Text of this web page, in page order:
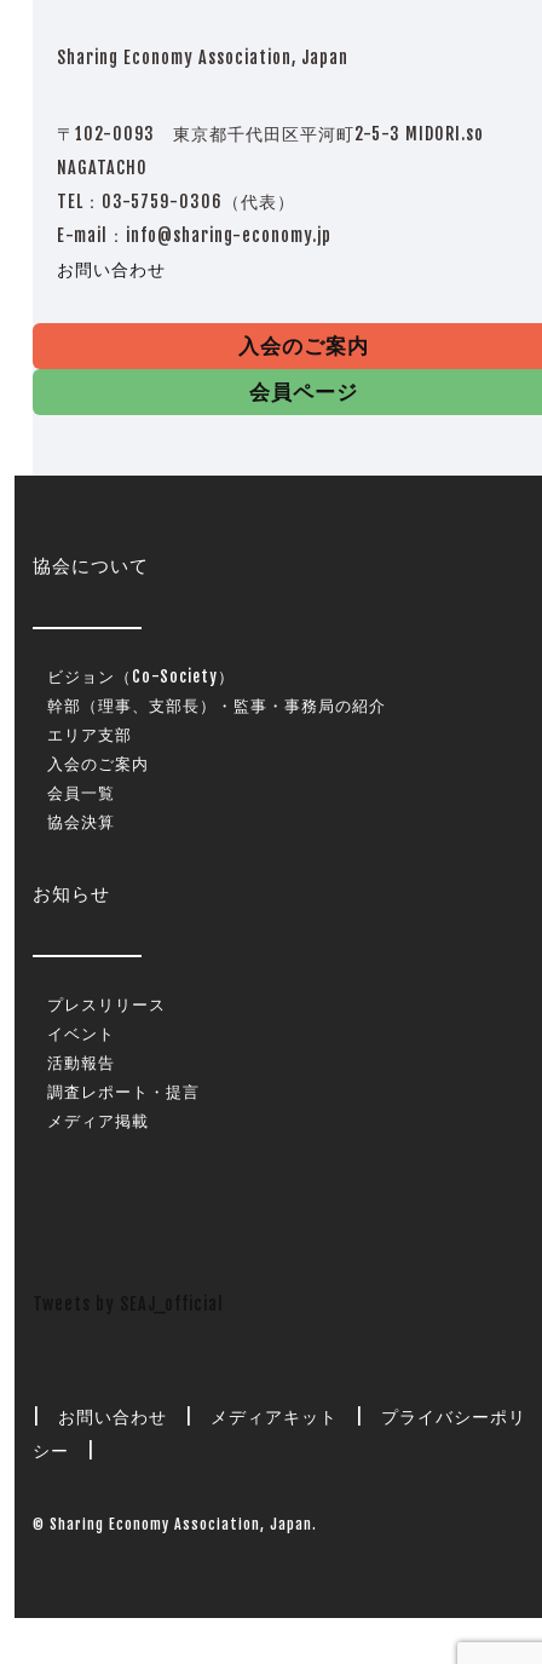
Sharing Economy Association, Japan
〒102-0093 東京都千代田区平河町2-5-3 MIDORI.so
NAGATACHO
TEL：03-5759-0306（代表）
E-mail：info@sharing-economy.jp
お問い合わせ
入会のご案内
会員ページ
協会について
ビジョン（Co-Society）
幹部（理事、支部長）・監事・事務局の紹介
エリア支部
入会のご案内
会員一覧
協会決算
お知らせ
プレスリリース
イベント
活動報告
調査レポート・提言
メディア掲載
お問い合わせ メディアキット
プライバシーポリ
シー
© Sharing Economy Association, Japan.